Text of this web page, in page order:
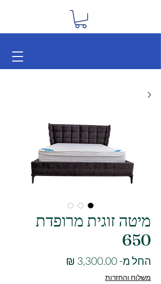
מיטה זוגית מרופדת
650
החל מ-3,300.00 ₪
משלוח והחזרות